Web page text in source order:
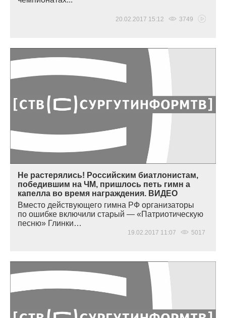
20.02.2017 15:12 3749
Не растерялись! Российским биатлонистам,
победившим на ЧМ, пришлось петь гимн а
капелла во время награждения. ВИДЕО
Вместо действующего гимна РФ организаторы
по ошибке включили старый — «Патриотическую
песню» Глинки…
19.02.2017 11:07 5017